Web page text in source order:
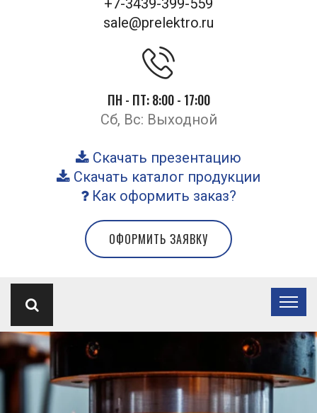
+7-3439-399-559
sale@prelektro.ru
ПН - ПТ: 8:00 - 17:00
Сб, Вс: Выходной
Скачать презентацию
Скачать каталог продукции
Как оформить заказ?
ОФОРМИТЬ ЗАЯВКУ